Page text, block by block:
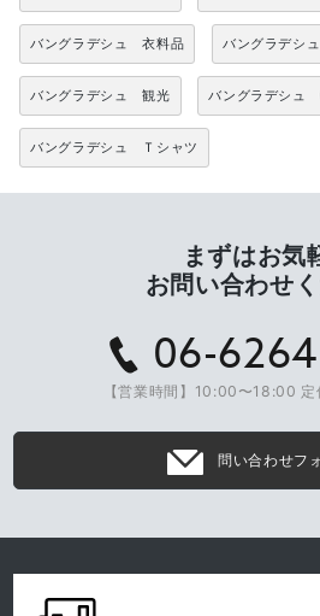
バングラデシュ 衣料品 バングラデシ
バングラデシュ 観光 バングラデシュ
バングラデシュ Ｔシャツ
まずはお気
お問い合わせ
06-
【営業時間】10:00〜18:00 定
問い合わせフ